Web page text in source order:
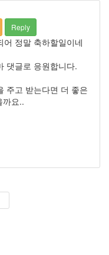
Reply
정말 축하할일이네
댓글로 응원합니다.
주고 받는다면 더 좋은
까요..